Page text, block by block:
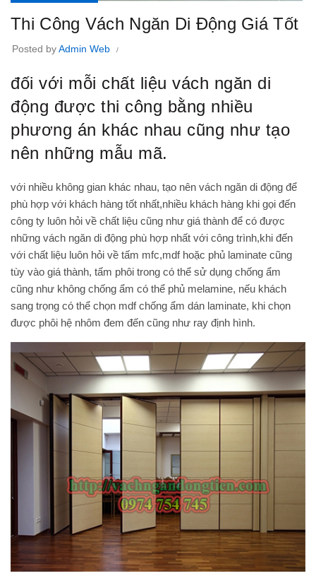
Thi Công Vách Ngăn Di Động Giá Tốt
Posted byAdmin Web
đối với mỗi chất liệu vách ngăn di
động được thi công bằng nhiều
phương án khác nhau cũng như tạo
nên những mẫu mã.
với nhiều không gian khác nhau, tạo nên vách ngăn di động để
phù hợp với khách hàng tốt nhất,nhiều khách hàng khi gọi đến
công ty luôn hỏi về chất liệu cũng như giá thành để có được
những vách ngăn di động phù hợp nhất với công trình,khi đến
với chất liệu luôn hỏi về tấm mfc,mdf hoặc phủ laminate cũng
tùy vào giá thành, tấm phôi trong có thể sử dụng chống ẩm
cũng như không chống ẩm có thể phủ melamine, nếu khách
sang trọng có thể chọn mdf chống ẩm dán laminate, khi chọn
được phôi hệ nhôm đem đến cũng như ray định hình.